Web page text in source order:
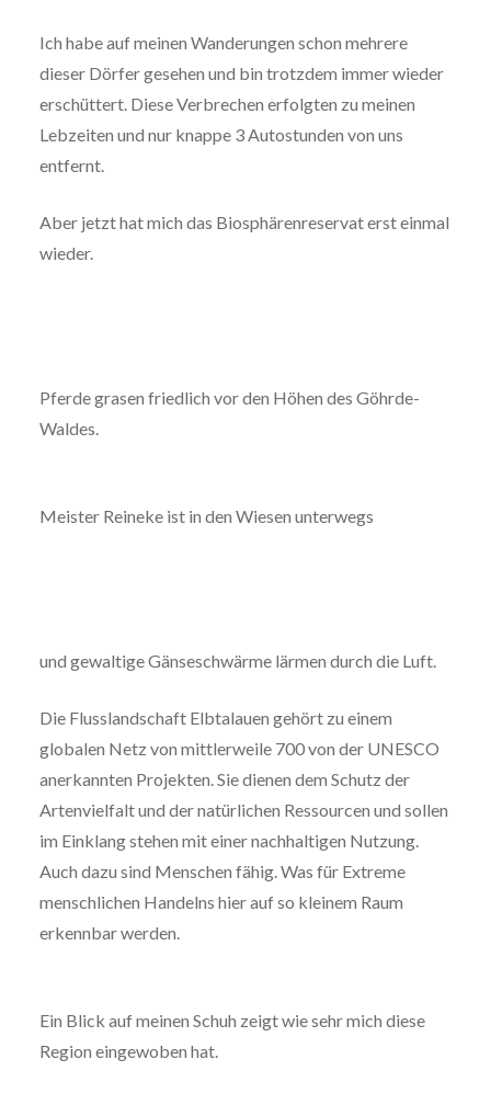
Ich habe auf meinen Wanderungen schon mehrere
dieser Dörfer gesehen und bin trotzdem immer wieder
erschüttert. Diese Verbrechen erfolgten zu meinen
Lebzeiten und nur knappe 3 Autostunden von uns
entfernt.
Aber jetzt hat mich das Biosphärenreservat erst einmal
wieder.
Pferde grasen friedlich vor den Höhen des Göhrde-
Waldes.
Meister Reineke ist in den Wiesen unterwegs
und gewaltige Gänseschwärme lärmen durch die Luft.
Die Flusslandschaft Elbtalauen gehört zu einem
globalen Netz von mittlerweile 700 von der UNESCO
anerkannten Projekten. Sie dienen dem Schutz der
Artenvielfalt und der natürlichen Ressourcen und sollen
im Einklang stehen mit einer nachhaltigen Nutzung.
Auch dazu sind Menschen fähig. Was für Extreme
menschlichen Handelns hier auf so kleinem Raum
erkennbar werden.
Ein Blick auf meinen Schuh zeigt wie sehr mich diese
Region eingewoben hat.